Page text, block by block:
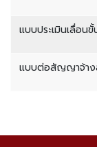
แบบประเมินเลื่อน
แบบต่อสัญญาจ้าง